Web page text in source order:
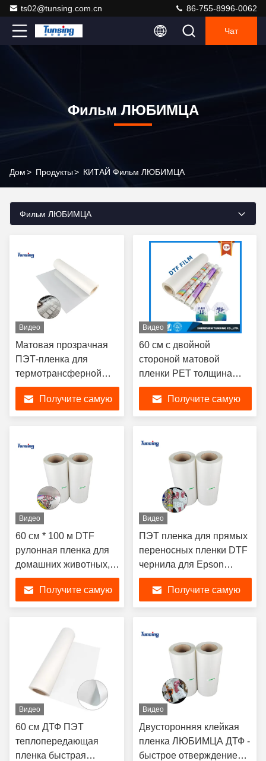
ts02@tunsing.com.cn 86-755-8996-0062
Чат
Фильм ЛЮБИМЦА
Дом> Продукты> КИТАЙ Фильм ЛЮБИМЦА
Фильм ЛЮБИМЦА
Видео
Матовая прозрачная
ПЭТ-пленка для
термотрансферной
печати DTF для
прямой печати на
футболках, текстиле,
отслаивание
Получите самую
Видео
60 см с двойной
стороной матовой
пленки PET толщина
0,075 мм для DTF
струйного принтера на
одежде
Получите самую
Видео
60 см * 100 м DTF
рулонная пленка для
домашних животных,
односторонняя,
двухсторонняя, 100
метров, 75U, DTF ПЭТ-
футболках
Получите самую
Видео
ПЭТ пленка для прямых
переносных пленки DTF
чернила для Epson
L1800 L805 I3200 XP600
Получите самую
Видео
60 см ДТФ ПЭТ
теплопередающая
пленка быстрая
Видео
Двусторонняя клейкая
пленка ЛЮБИМЦА ДТФ -
быстрое отверждение